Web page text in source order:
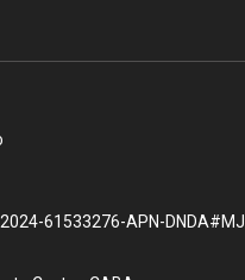
61533276-APN-DNDA#MJ